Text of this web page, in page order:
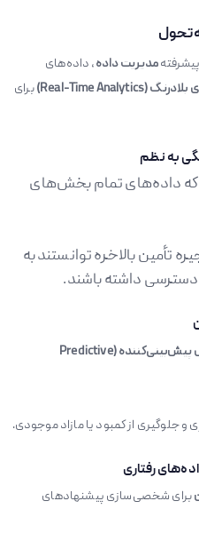
تحول
مدیریت داده، داده‌های
بلادرنگ(Real-Time Analytics)
برای
به نظم
که داده‌های تمام بخش‌های
تأمین بالاخره توانستند به
داشته باشند.
پیش‌بینی‌کننده (Predictive
رفتاری
برای شخصی‌سازی پیشنهادهای